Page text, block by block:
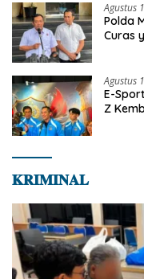
Agustus
Polda
Curas
Agustus
E-
Z
𝐊𝐑𝐈𝐌𝐈𝐍𝐀𝐋